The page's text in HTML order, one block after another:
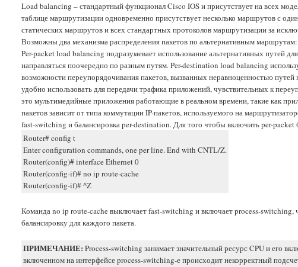
Load balancing – стандартный функционал Cisco IOS и присутствует на всех
таблице маршрутизации одновременно присутствует несколько маршрутов с
статических маршрутов и всех стандартных протоколов маршрутизации за
Возможны два механизма распределения пакетов по альтернативным
Per-packet load balancing подразумевает использование альтернативных путей
направляться поочередно по разным путям. Per-destination load balancing
возможности переупорядочивания пакетов, вызванных неравноценностью
удобно использовать для передачи трафика приложений, чувствительных к
это мультимедийные приложения работающие в реальном времени, такие как
пакетов зависит от типа коммутации IP-пакетов, используемого на
fast-switching и балансировка per-destination. Для того чтобы включить per-
Router# config t
Enter configuration commands, one per line. End with CNTL/Z.
Router(config)# interface Ethernet 0
Router(config-if)# no ip route-cache
Router(config-if)# ^Z
Команда no ip route-cache выключает fast-switching и включает process-switching,
балансировку для каждого пакета.
ПРИМЕЧАНИЕ: Process-switching занимает значительный ресурс CPU и его
включенном на интерфейсе process-switching-е происходит некорректный